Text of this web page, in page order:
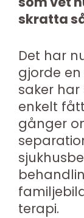
skratta
Det har
gjorde
saker har
enkelt
gånger
terapi.